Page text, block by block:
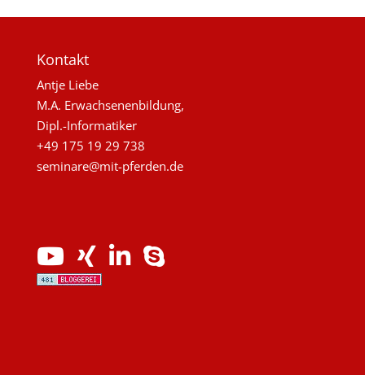
Kontakt
Antje Liebe
M.A. Erwachsenenbildung,
Dipl.-Informatiker
+49 175 19 29 738
seminare@mit-pferden.de